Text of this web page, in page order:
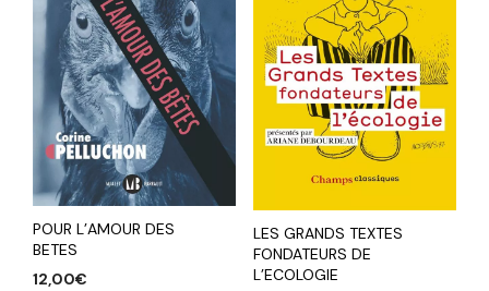
POUR L’AMOUR DES
BETES
12,00€
LES GRANDS TEXTES
FONDATEURS DE
L’ECOLOGIE